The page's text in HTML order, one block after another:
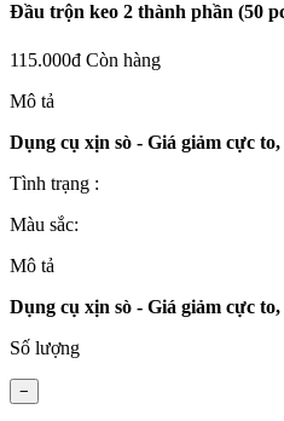
Đầu trộn keo 2 thành phần (50
115.000đ Còn hàng
Mô tả
Dụng cụ xịn sò - Giá giảm cực
Tình trạng :
Màu sắc:
Mô tả
Dụng cụ xịn sò - Giá giảm cực
Số lượng